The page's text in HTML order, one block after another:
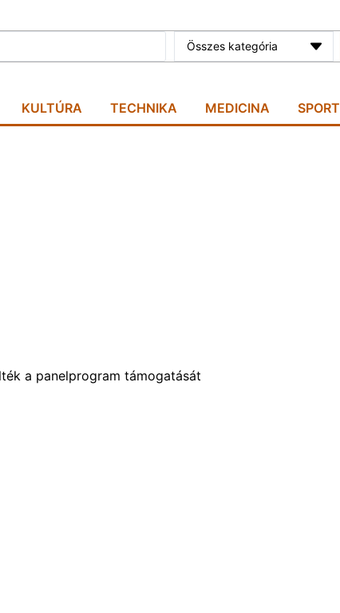
Összes kategória
KULTÚRA TECHNIKA MEDICINA SPORT
a panelprogram támogatását